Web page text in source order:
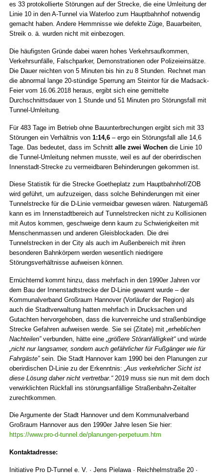
es 33 protokollierte Störungen auf der Strecke, die eine Umleitung der
Linie 10 in den A-Tunnel via Waterloo zum Hauptbahnhof notwendig
gemacht haben. Andere Hemmnisse wie defekte Züge, Bauarbeiten,
Streik o. ä. wurden nicht mit einbezogen.
Die häufigsten Gründe dabei waren hohes Verkehrsaufkommen,
Verkehrsunfälle, Falschparker, Demonstrationen oder Polizeieinsätze.
Die Dauer reichten von 5 Minuten bis hin zu 8 Stunden. Rechnet man
die abnormal lange 20-stündige Sperrung am Steintor für die Madsack-
Feier vom 16.06.2018 heraus, ergibt sich eine gemittelte
Durchschnittsdauer von 1 Stunde und 51 Minuten pro Störungsfall mit
Tunnel-Umleitung.
Für 483 Tage im Betrieb ohne Bauunterbrechungen ergibt sich mit 33
Störungen ein Verhältnis von 1:14,6– ergo ein Störungsfall alle 14,6
Tage. Das bedeutet, dass im Schnitt alle zwei Wochendie Linie 10
die Tunnel-Umleitung nehmen musste, weil es auf der oberirdischen
Innenstadt-Strecke zu vermeidbaren Behinderungen gekommen ist.
Diese Statistik für die Strecke Goetheplatz zum Hauptbahnhof/ZOB
wird geführt, um aufzuzeigen, dass solche Behinderungen mit einer
Tunnelstrecke für die D-Linie vermeidbar gewesen wären. Naturgemäß
kann es im Innenstadtbereich auf Tunnelstrecken nicht zu Kollisionen
mit Autos kommen, geschweige denn kaum zu Schwierigkeiten mit
Menschenmassen und anderen Gleisblockaden. Die drei
Tunnelstrecken in der City als auch im Außenbereich mit ihren
besonderen Bahnkörpern werden wesentlich niedrigere
Störungsverhältnisse aufweisen können.
Ernüchternd kommt hinzu, dass mehrfach in den 1990er Jahren vor
dem Bau der Innenstadtstrecke der D-Linie gewarnt wurde – der
Kommunalverband Großraum Hannover (Vorläufer der Region) als
auch die Stadtverwaltung hatten mehrfach in Drucksachen und
Gutachten hervorgehoben, dass die kurvenreiche und straßenbündige
Strecke Gefahren aufweisen werde. Sie sei (Zitate) mit „erheblichen
Nachteilen”verbunden, hätte eine „größere Störanfälligkeit“und würde
„nicht nur langsamer, sondern auch gefährlicher für Fußgänger wie für
Fahrgäste”sein. Die Stadt Hannover kam 1990 bei den Planungen zur
oberirdischen D-Linie zu der Erkenntnis: „Aus verkehrlicher Sicht ist
diese Lösung daher nicht vertretbar.“2019 muss sie nun mit dem doch
verwirklichten Rückfall ins störungsanfällige Straßenbahn-Zeitalter
zurechtkommen.
Die Argumente der Stadt Hannover und dem Kommunalverband
Großraum Hannover aus den 1990er Jahre lesen Sie hier:
https://www.pro-d-tunnel.de/planungen-perpetuum.htm
Kontaktadresse:
Initiative Pro D-Tunnel e. V. · Jens Pielawa · Reichhelmstraße 20 ·